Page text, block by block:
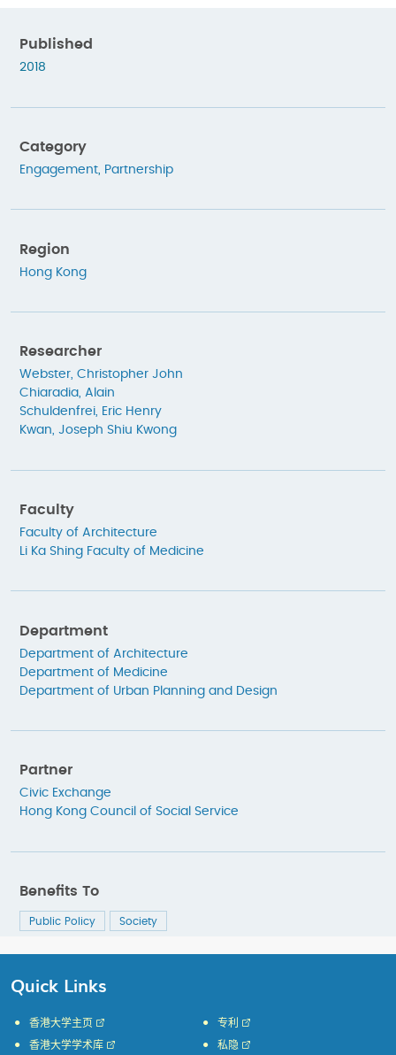
Published
2018
Category
Engagement, Partnership
Region
Hong Kong
Researcher
Webster, Christopher John
Chiaradia, Alain
Schuldenfrei, Eric Henry
Kwan, Joseph Shiu Kwong
Faculty
Faculty of Architecture
Li Ka Shing Faculty of Medicine
Department
Department of Architecture
Department of Medicine
Department of Urban Planning and Design
Partner
Civic Exchange
Hong Kong Council of Social Service
Benefits To
Public Policy Society
Quick Links
香港大学主页
香港大学学术库
专利
私隐